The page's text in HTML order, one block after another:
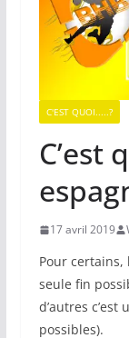
C'EST QUOI.....?
C’est
17 avril 2019
Pour certains,
seule fin
d’autres
possibles).